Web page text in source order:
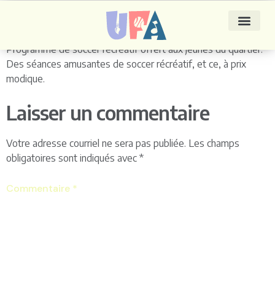
Programme de soccer récréatif offert aux jeunes du quartier.
Des séances amusantes de soccer récréatif, et ce, à prix
modique.
Laisser un commentaire
Votre adresse courriel ne sera pas publiée. Les champs
obligatoires sont indiqués avec *
Commentaire *